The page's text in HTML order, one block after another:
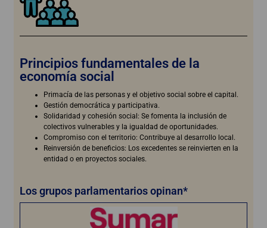
Principios fundamentales de la
economía social
Primacía de las personas y el objetivo social sobre el capital.
Gestión democrática y participativa.
Solidaridad y cohesión social: Se fomenta la inclusión de
colectivos vulnerables y la igualdad de oportunidades.
Compromiso con el territorio: Contribuye al desarrollo local.
Reinversión de beneficios: Los excedentes se reinvierten en la
entidad o en proyectos sociales.
Los grupos parlamentarios opinan*